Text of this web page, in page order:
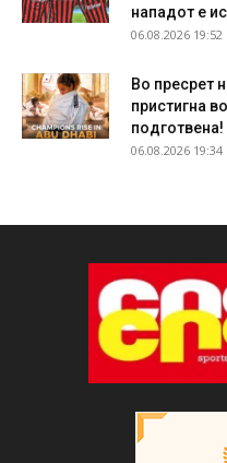
нападот е
06.08.2026 19:52
Во пресрет
пристигна
подготвена!
06.08.2026 19:34